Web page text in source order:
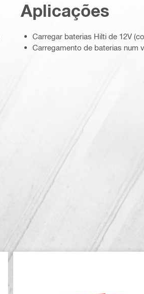
Aplicações
Carregar baterias Hilti de 12V
Carregamento de baterias num